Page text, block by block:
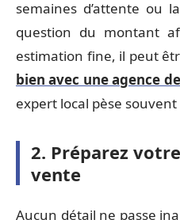
semaines d’attente ou
question du montant
estimation fine, il peut
bien avec une agence
expert local pèse
2. Préparez
vente
Aucun détail ne passe